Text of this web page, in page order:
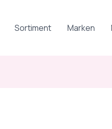
Sortiment Marken